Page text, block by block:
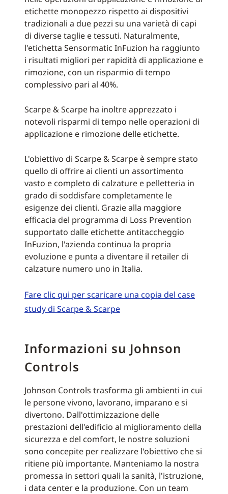
etichette monopezzo rispetto ai dispositivi
tradizionali a due pezzi su una varietà di capi
di diverse taglie e tessuti. Naturalmente,
l'etichetta Sensormatic InFuzion ha raggiunto
i risultati migliori per rapidità di applicazione e
rimozione, con un risparmio di tempo
complessivo pari al 40%.
Scarpe & Scarpe ha inoltre apprezzato i
notevoli risparmi di tempo nelle operazioni di
applicazione e rimozione delle etichette.
L'obiettivo di Scarpe & Scarpe è sempre stato
quello di offrire ai clienti un assortimento
vasto e completo di calzature e pelletteria in
grado di soddisfare completamente le
esigenze dei clienti. Grazie alla maggiore
efficacia del programma di Loss Prevention
supportato dalle etichette antitaccheggio
InFuzion, l'azienda continua la propria
evoluzione e punta a diventare il retailer di
calzature numero uno in Italia.
Fare clic qui per scaricare una copia del case
study di Scarpe & Scarpe
Informazioni su Johnson
Controls
Johnson Controls trasforma gli ambienti in cui
le persone vivono, lavorano, imparano e si
divertono. Dall'ottimizzazione delle
prestazioni dell'edificio al miglioramento della
sicurezza e del comfort, le nostre soluzioni
sono concepite per realizzare l'obiettivo che si
ritiene più importante. Manteniamo la nostra
promessa in settori quali la sanità, l'istruzione,
i data center e la produzione. Con un team